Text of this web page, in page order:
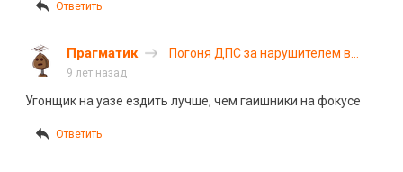
Ответить
Прагматик
Погоня ДПС за нарушителем в
9 лет назад
Угонщик на уазе ездить лучше, чем гаишники на фокусе
Ответить